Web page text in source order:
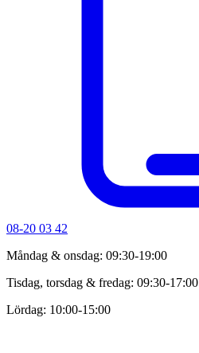
08-20 03 42
Måndag & onsdag: 09:30-19:00
Tisdag, torsdag & fredag: 09:30-17:00
Lördag: 10:00-15:00